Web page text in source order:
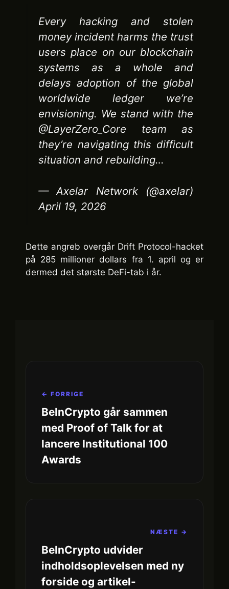
Every hacking and stolen
money incident harms the trust
users place on our blockchain
systems as a whole and
delays adoption of the global
worldwide ledger we’re
envisioning. We stand with the
@LayerZero_Core team as
they’re navigating this difficult
situation and rebuilding…
— Axelar Network (@axelar)
April 19, 2026
Dette angreb overgår Drift Protocol-hacket
på 285 millioner dollars fra 1. april og er
dermed det største DeFi-tab i år.
← FORRIGE
BeInCrypto går sammen
med Proof of Talk for at
lancere Institutional 100
Awards
NÆSTE →
BeInCrypto udvider
indholdsoplevelsen med ny
forside og artikel-